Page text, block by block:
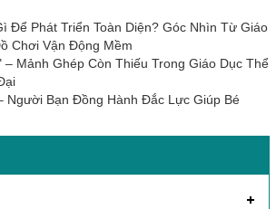
Để Phát Triển Toàn Diện? Góc Nhìn Từ Giáo
Chơi Vận Động Mềm
Mảnh Ghép Còn Thiếu Trong Giáo Dục Thể
Người Bạn Đồng Hành Đắc Lực Giúp Bé